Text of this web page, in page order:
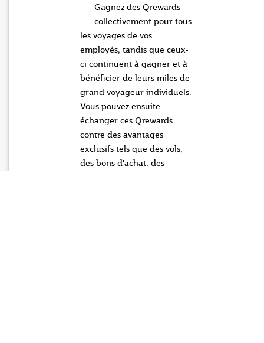
Gagnez des Qrewards
collectivement pour tous
les voyages de vos
employés, tandis que ceux-
ci continuent à gagner et à
bénéficier de leurs miles de
grand voyageur individuels.
Vous pouvez ensuite
échanger ces Qrewards
contre des avantages
exclusifs tels que des vols,
des bons d'achat, des